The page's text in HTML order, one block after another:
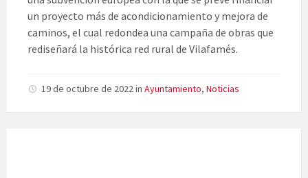
un proyecto más de acondicionamiento y mejora de
caminos, el cual redondea una campaña de obras que
rediseñará la histórica red rural de Vilafamés.
19 de octubre de 2022in Ayuntamiento, Noticias